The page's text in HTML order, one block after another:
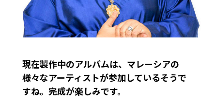
現在製作中のアルバムは、マレーシアの
様々なアーティストが参加しているそうで
すね。完成が楽しみです。